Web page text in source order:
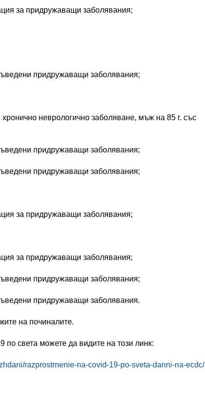
за придружаващи заболявания;
придружаващи заболявания;
неврологично заболяване, мъж на 85 г. със
придружаващи заболявания;
придружаващи заболявания;
за придружаващи заболявания;
за придружаващи заболявания;
придружаващи заболявания;
придружаващи заболявания.
на починалите.
по света можете да видите на този линк:
razprostrnenie-na-covid-19-po-sveta-danni-na-ecdc/